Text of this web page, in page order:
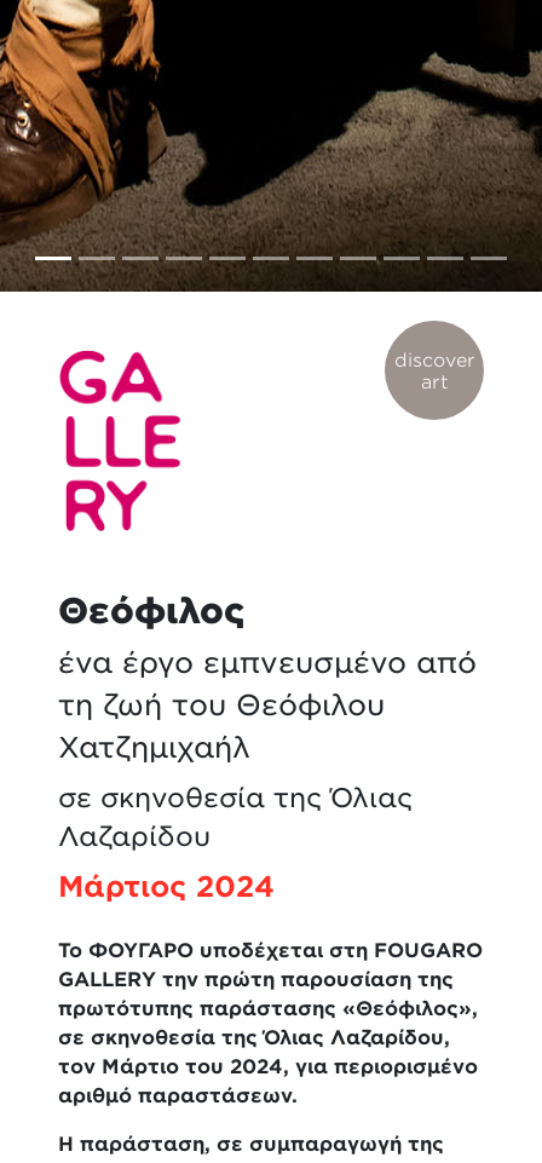
discover
art
Θεόφιλος
ένα έργο εμπνευσμένο από
τη ζωή του Θεόφιλου
Χατζημιχαήλ
σε σκηνοθεσία της Όλιας
Λαζαρίδου
Μάρτιος 2024
Το ΦΟΥΓΑΡΟ υποδέχεται στη FOUGARO
GALLERY την πρώτη παρουσίαση της
πρωτότυπης παράστασης «Θεόφιλος»,
σε σκηνοθεσία της Όλιας Λαζαρίδου,
τον Μάρτιο του 2024, για περιορισμένο
αριθμό παραστάσεων.
Η παράσταση, σε συμπαραγωγή της